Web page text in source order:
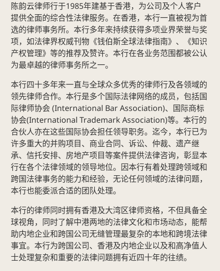
陈韵云律师行于1985年建基于香港，为公司及个人客户
提供全面的综合性法律服务。在香港，本行一直被视为首
选的律师事务所。本行多年来持续获得多项业界荣誉与奖
项，如法律界权威刊物《钱伯斯全球法律指南》、《知识
产权管理》等的推荐及赞许。本行在各业务范围都被公认
为最卓越的律师事务所之一。
本行四十多年来一直与全球众多优秀的律师行及各领域的
领先律师合作。本行是多个国际法律网络的成员，包括国
际律师协会 (International Bar Association)、国际商标
协会(International Trademark Association)等。本行的
合伙人亦在这些国际协会担任领导职务。迄今，本行已为
许多重大的并购项目、商业合同、诉讼、仲裁、遗产继
承、信托安排、房地产项目等案件提供法律咨询，彰显本
行在各个法律领域的领导地位。因本行有着处理跨领域和
跨国法律事务的能力和经验，无论任何领域的法律问题，
本行也能委派合适的团队处理。
本行的律师同时拥有香港及大湾区律师资格，不但具备全
球视角，同时了解中港两地的法律文化和市场动态，能帮
助内地企业和跨国公司无缝管理最复杂的本地和跨境法律
事宜。本行为跨国公司、香港及内地企业以及和高净值人
士处理复杂和重要的法律问题拥有近四十年的往绩。
团
队
业务领域
国
际
易
诉
讼
及
争
议
解
决
商
及
企
业
咨
询